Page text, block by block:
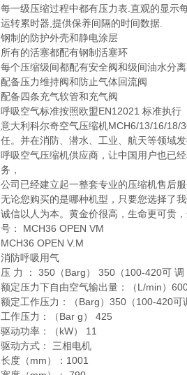
每一级压缩过程中都有压力表.直观的显示
运转累时器,提供保养间隔的时间数据.
钢制的防护外壳和静电涂层
所有的活塞都配有钢制活塞环
每个压缩级间都配有安全阀和级间油水分
配备压力维持阀和防止气体回流阀
配备四条充气软管和充气阀
呼吸空气标准按照欧盟EN12021 标准执行
意大利科尔奇空气压缩机MCH6/13/16/18/
任。并在消防、潜水、工业、航天等领域
呼吸空气压缩机供应商，让中国用户也已
务，
公司已经建立起一整套专业的压缩机售后
无论您购买的是哪种机型，只要您选择了
诚信以人为本。黄金价很高，生命更可贵
号： MCH36 OPEN VM
MCH36 OPEN V.M
消防呼吸用气
压 力 ： 350（Barg） 350（100-420可 调
额定压力下自由空气输出量：（L/min）
额定工作压力：（Barg）350（100-420可
工作压力：（Bar g） 425
驱动功率：（kW） 11
驱动方式： 三相电机
长度（mm）：1001